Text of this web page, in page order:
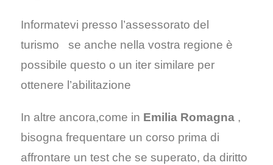
Informatevi presso l’assessorato del
turismo se anche nella vostra regione è
possibile questo o un iter similare per
ottenere l’abilitazione
In altre ancora,come in Emilia Romagna,
bisogna frequentare un corso prima di
affrontare un test che se superato, da diritto